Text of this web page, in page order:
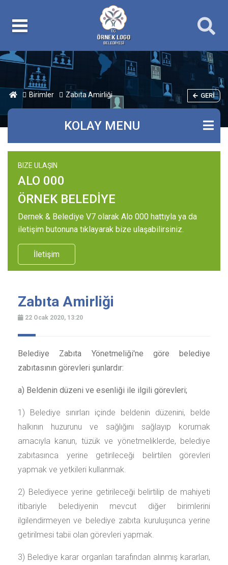
Birimler Zabıta Amirliği GERI
KOLAY MENU
BIZE ULAŞIN
ALO 000
ÖRNEK BELEDİYE
Dernek & Belediye V7 olarak Alo 000 hattıyla ya da
iletişim butonuna tıklayarak bize ulaşabilirsiniz.
İletişim
Zabıta Amirliği
22 Ocak 2020, 13:20
Belediye Zabıta Yönetmeliği'ne göre belediye
zabıtasının görevleri şunlardır:
a) Beldenin düzeni ve esenliği ile ilgili görevleri;
1) Belediye sınırları içinde beldenin düzenini, belde
halkının huzurunu ve sağlığını sağlayıp korumak
amacıyla kanun, tüzük ve yönetmeliklerde, belediye
zabıtasınca yerine getirileceği belirtilen görevleri
yapmak ve yetkileri kullanmak.
2) Belediyece yerine getirileceği belirtilip de mahiyeti
itibariyle belediyenin mevcut diğer birimlerini
ilgilendirmeyen ve belediye zabıta kuruluşunca yerine
getirilmesi tabii olan görevleri yapmak.
3) Belediye karar organları tarafından alınmış kararları,